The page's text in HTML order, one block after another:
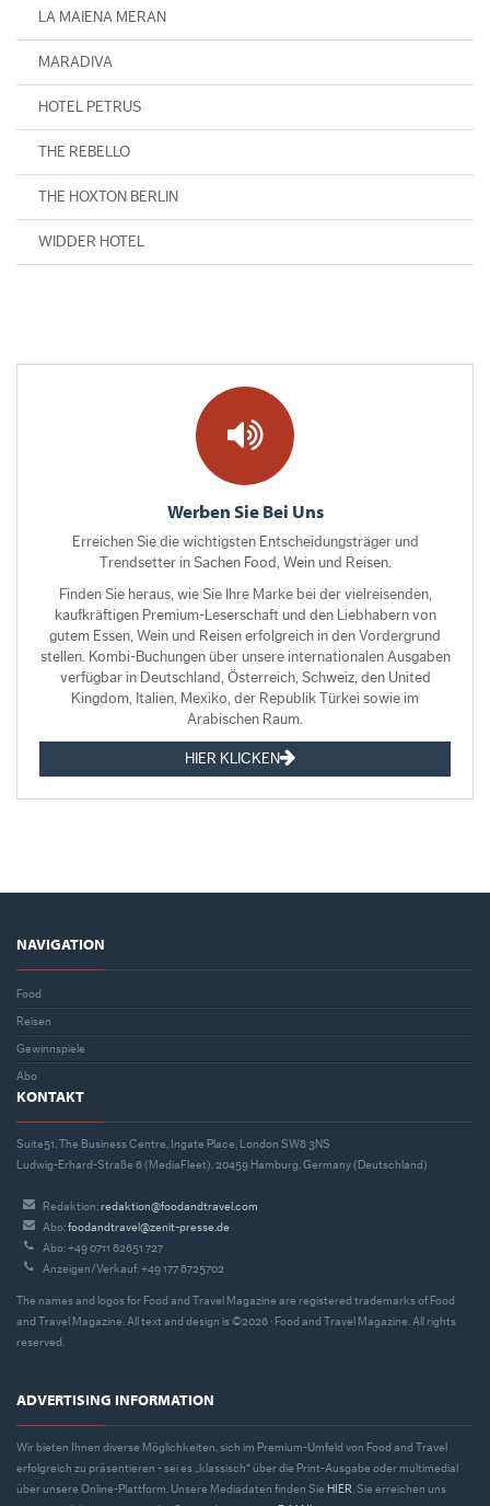
LA MAIENA MERAN
MARADIVA
HOTEL PETRUS
THE REBELLO
THE HOXTON BERLIN
WIDDER HOTEL
Werben Sie Bei Uns
Erreichen Sie die wichtigsten Entscheidungsträger und
Trendsetter in Sachen Food, Wein und Reisen.
Finden Sie heraus, wie Sie Ihre Marke bei der vielreisenden,
kaufkräftigen Premium-Leserschaft und den Liebhabern von
gutem Essen, Wein und Reisen erfolgreich in den Vordergrund
stellen. Kombi-Buchungen über unsere internationalen Ausgaben
verfügbar in Deutschland, Österreich, Schweiz, den United
Kingdom, Italien, Mexiko, der Republik Türkei sowie im
Arabischen Raum.
HIER KLICKEN
NAVIGATION
Food
Reisen
Gewinnspiele
Abo
KONTAKT
Suite51, The Business Centre, Ingate Place, London SW8 3NS
Ludwig-Erhard-Straße 6 (MediaFleet), 20459 Hamburg, Germany (Deutschland)
Redaktion:redaktion@foodandtravel.com
Abo:foodandtravel@zenit-presse.de
Abo: +49 0711 82651 727
Anzeigen/Verkauf: +49 177 8725702
The names and logos for Food and Travel Magazine are registered trademarks of Food
and Travel Magazine. All text and design is ©2026 · Food and Travel Magazine. All rights
reserved.
ADVERTISING INFORMATION
Wir bieten Ihnen diverse Möglichkeiten, sich im Premium-Umfeld von Food and Travel
erfolgreich zu präsentieren - sei es „klassisch“ über die Print-Ausgabe oder multimedial
über unsere Online-Plattform. Unsere Mediadaten finden Sie HIER . Sie erreichen uns